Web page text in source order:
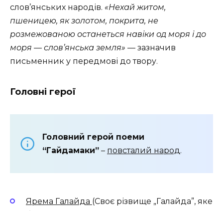
слов’янських народів. «Нехай житом,
пшеницею, як золотом, покрита, не
розмежованою останеться навіки од моря і до
моря — слов’янська земля» — зазначив
письменник у передмові до твору.
Головні герої
Головний герой поеми
“Гайдамаки” – повсталий народ.
Ярема Галайда (Своє різвище „Галайда”, яке